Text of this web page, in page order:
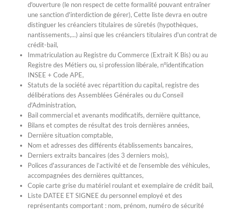
d'ouverture (le non respect de cette formalité pouvant entraîner
une sanction d'interdiction de gérer), Cette liste devra en outre
distinguer les créanciers titulaires de sûretés (hypothèques,
nantissements,...) ainsi que les créanciers titulaires d'un contrat de
crédit-bail,
Immatriculation au Registre du Commerce (Extrait K Bis) ou au
Registre des Métiers ou, si profession libérale, n°identification
INSEE + Code APE,
Statuts de la société avec répartition du capital, registre des
délibérations des Assemblées Générales ou du Conseil
d'Administration,
Bail commercial et avenants modificatifs, dernière quittance,
Bilans et comptes de résultat des trois dernières années,
Dernière situation comptable,
Nom et adresses des différents établissements bancaires,
Derniers extraits bancaires (des 3 derniers mois),
Polices d'assurances de l’activité et de l’ensemble des véhicules,
accompagnées des dernières quittances,
Copie carte grise du matériel roulant et exemplaire de crédit bail,
Liste DATEE ET SIGNEE du personnel employé et des
représentants comportant : nom, prénom, numéro de sécurité